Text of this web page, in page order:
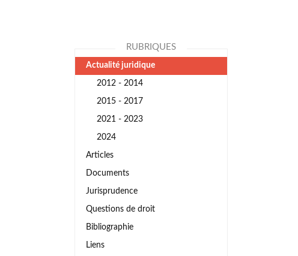
RUBRIQUES
Actualité juridique
2012 - 2014
2015 - 2017
2021 - 2023
2024
Articles
Documents
Jurisprudence
Questions de droit
Bibliographie
Liens